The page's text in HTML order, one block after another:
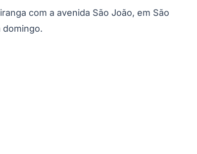
com a avenida São João, em São
domingo.